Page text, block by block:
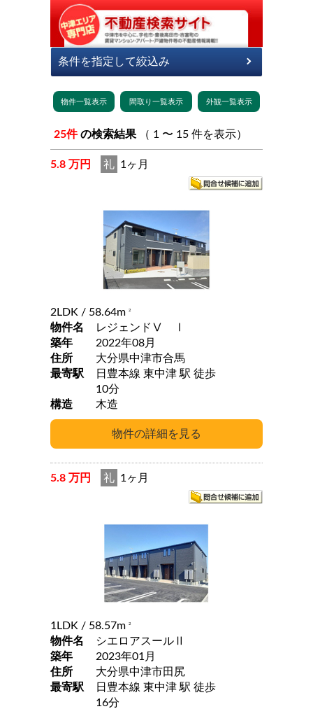
25件 の検索結果 （ 1 〜 15 件を表示）
5.8 万円 礼 1ヶ月
2LDK / 58.64m 2
物件名
レジェンドⅤ Ⅰ
築年
2022年08月
住所
大分県中津市合馬
最寄駅
日豊本線 東中津 駅 徒歩
10分
構造
木造
5.8 万円 礼 1ヶ月
1LDK / 58.57m 2
物件名
シエロアスールⅡ
築年
2023年01月
住所
大分県中津市田尻
最寄駅
日豊本線 東中津 駅 徒歩
16分